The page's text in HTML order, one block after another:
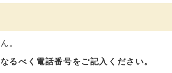
。
るべく電話番号をご記入ください。